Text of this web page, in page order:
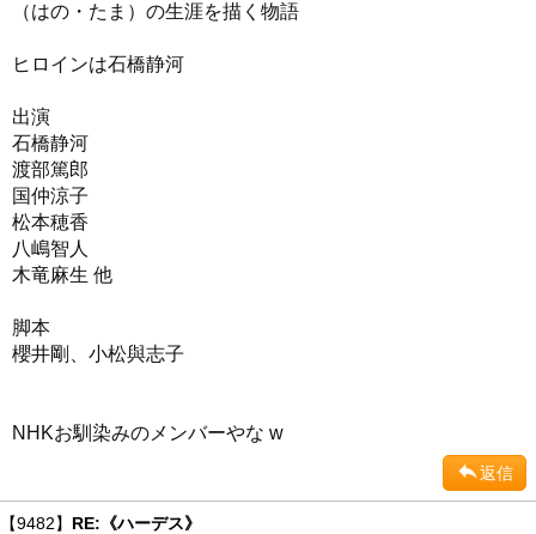
（はの・たま）の生涯を描く物語
ヒロインは石橋静河
出演
石橋静河
渡部篤郎
国仲涼子
松本穂香
八嶋智人
木竜麻生 他
脚本
櫻井剛、小松與志子
NHKお馴染みのメンバーやな w
返信
【9482】 RE:《ハーデス》